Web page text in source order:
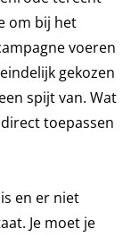
om bij het
voeren
gekozen
spijt van. Wat
toepassen
en er niet
Je moet je